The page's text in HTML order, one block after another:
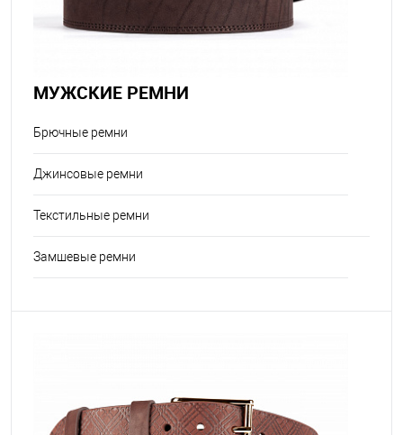
МУЖСКИЕ РЕМНИ
Брючные ремни
Джинсовые ремни
Текстильные ремни
Замшевые ремни